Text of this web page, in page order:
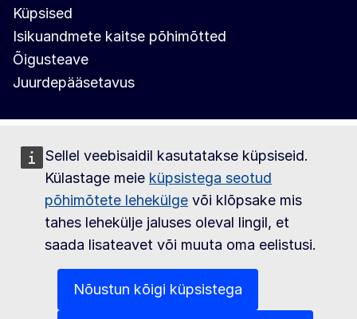
Sellel veebisaidil kasutatakse küpsiseid.
Külastage meie küpsistega seotud
põhimõtete lehekülge või klõpsake mis
tahes lehekülje jaluses oleval lingil, et
saada lisateavet või muuta oma eelistusi.
Nõustun kõigi küpsistega
Küpsised
Isikuandmete kaitse põhimõtted
Õigusteave
Juurdepääsetavus